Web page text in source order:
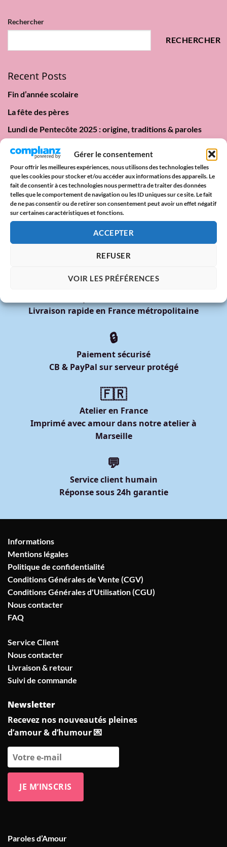
Gérer le consentement
Pour offrir les meilleures expériences, nous utilisons des technologies telles
que les cookies pour stocker et/ou accéder aux informations des appareils. Le
fait de consentir à ces technologies nous permettra de traiter des données
telles que le comportement de navigation ou les ID uniques sur ce site. Le fait
de ne pas consentir ou de retirer son consentement peut avoir un effet négatif
sur certaines caractéristiques et fonctions.
ACCEPTER
REFUSER
VOIR LES PRÉFÉRENCES
Rechercher
RECHERCHER
Recent Posts
Fin d’année scolaire
La fête des pères
Lundi de Pentecôte 2025 : origine, traditions & paroles
Date Pride 2025 : Calendrier des Marches des Fiertés en
France
DIXOON x Mois des Fiertés 2025 : Deux Tote Bags Arc-en-
Ciel à Offrir avec Fierté
🚚
Livraison rapide en France métropolitaine
🔒
Paiement sécurisé
CB & PayPal sur serveur protégé
🇫🇷
Atelier en France
Imprimé avec amour dans notre atelier à
Marseille
💬
Service client humain
Réponse sous 24h garantie
Informations
Mentions légales
Politique de confidentialité
Conditions Générales de Vente (CGV)
Conditions Générales d'Utilisation (CGU)
Nous contacter
FAQ
Service Client
Nous contacter
Livraison & retour
Suivi de commande
Newsletter
Recevez nos nouveautés pleines
d’amour & d’humour 💌
Paroles d’Amour